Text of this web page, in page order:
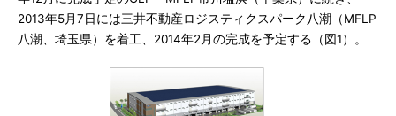
2013年5月7日には三井不動産ロジスティクスパーク八潮（MFLP
八潮、埼玉県）を着工、2014年2月の完成を予定する（図1）。